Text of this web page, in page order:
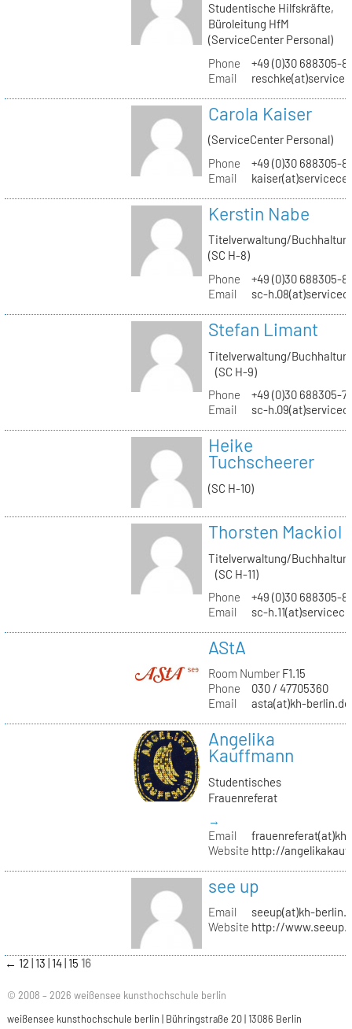
Studentische Hilfskräfte,
Büroleitung HfM
(ServiceCenter Personal)
Phone
+49 (0)30 688305-
Email
Carola Kaiser
(ServiceCenter Personal)
Phone
+49 (0)30 688305-
Email
Kerstin Nabe
Titelverwaltung/
(SC H-8)
Phone
+49 (0)30 688305-
Email
sc-
Stefan Limant
Titelverwaltung/
(SC H-9)
Phone
+49 (0)30 688305-
Email
sc-
Heike
Tuchscheerer
(SC H-10)
Thorsten Mackiol
Titelverwaltung/
(SC H-11)
Phone
+49 (0)30 688305-
Email
sc-
AStA
Room NumberF1.15
Phone
030 / 47705360
Email
asta(at)kh-berlin.de
Angelika
Kauffmann
Studentisches
Frauenreferat
→
Email
Website http://
see up
Email
seeup(at)kh-
Website http://
← 12 13 14 15 16
© 2008 – 2026 weißensee kunsthochschule berlin
weißensee kunsthochschule berlin | Bühringstraße 20 | 13086 Berlin